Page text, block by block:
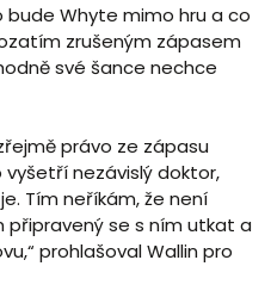
bude Whyte mimo hru a co
zrušeným zápasem
své šance nechce
právo ze zápasu
nezávislý doktor,
Tím neříkám, že není
připravený se s ním utkat a
prohlašoval Wallin pro